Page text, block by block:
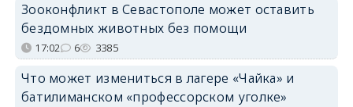
Зооконфликт в Севастополе может оставить
бездомных животных без помощи
17:02 6 3385
Что может измениться в лагере «Чайка» и
батилиманском «профессорском уголке»